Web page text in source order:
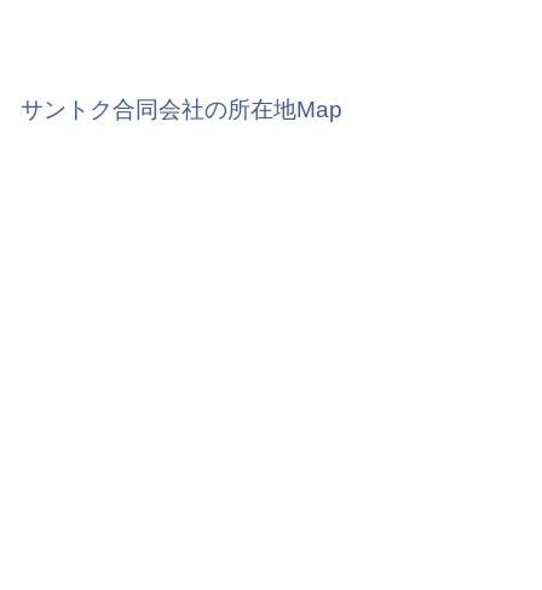
サントク合同会社の所在地Map